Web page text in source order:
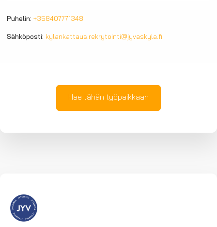
Puhelin: +358407771348
Sähköposti: kylankattaus.rekrytointi@jyvaskyla.fi
Hae tähän työpaikkaan